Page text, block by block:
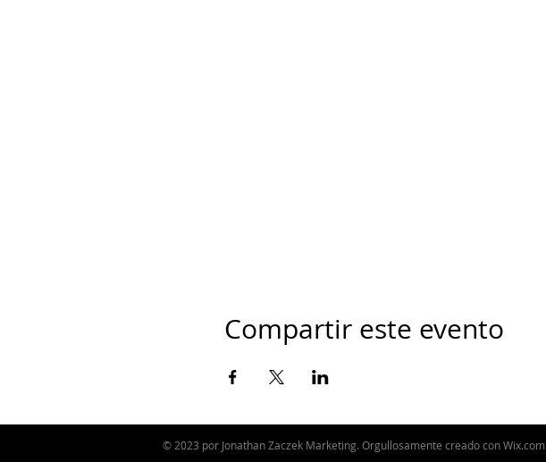
Compartir este evento
© 2023 por Jonathan Zaczek Marketing. Orgullosamente creado conWix.com